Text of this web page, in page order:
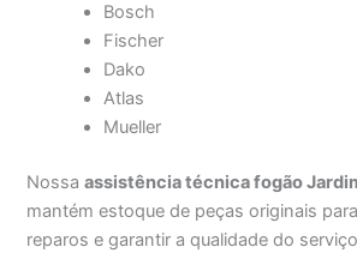
Bosch
Fischer
Dako
Atlas
Mueller
Nossaassistência técnica fogão
mantém estoque de peças originais
reparos e garantir a qualidade do